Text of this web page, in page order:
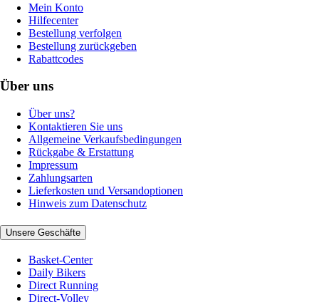
Mein Konto
Hilfecenter
Bestellung verfolgen
Bestellung zurückgeben
Rabattcodes
Über uns
Über uns?
Kontaktieren Sie uns
Allgemeine Verkaufsbedingungen
Rückgabe & Erstattung
Impressum
Zahlungsarten
Lieferkosten und Versandoptionen
Hinweis zum Datenschutz
Unsere Geschäfte
Basket-Center
Daily Bikers
Direct Running
Direct-Volley